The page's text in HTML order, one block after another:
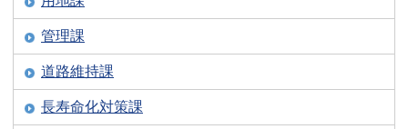
管理課
道路維持課
長寿命化対策課